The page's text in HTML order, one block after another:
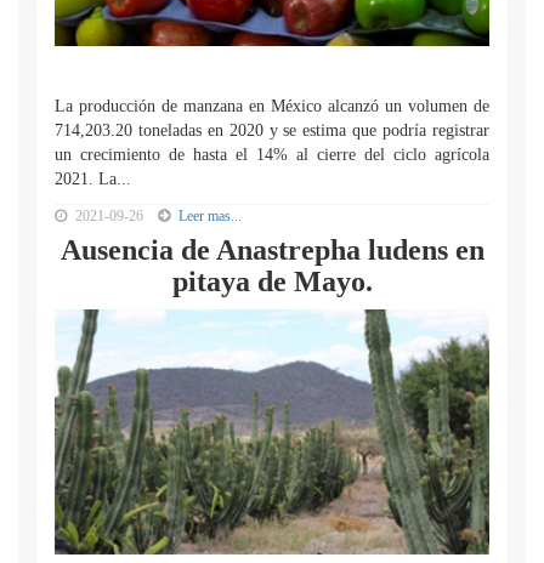
La producción de manzana en México alcanzó un volumen de
714,203.20 toneladas en 2020 y se estima que podría registrar
un crecimiento de hasta el 14% al cierre del ciclo agrícola
2021. La...
2021-09-26 Leer mas...
Ausencia de Anastrepha ludens en
pitaya de Mayo.